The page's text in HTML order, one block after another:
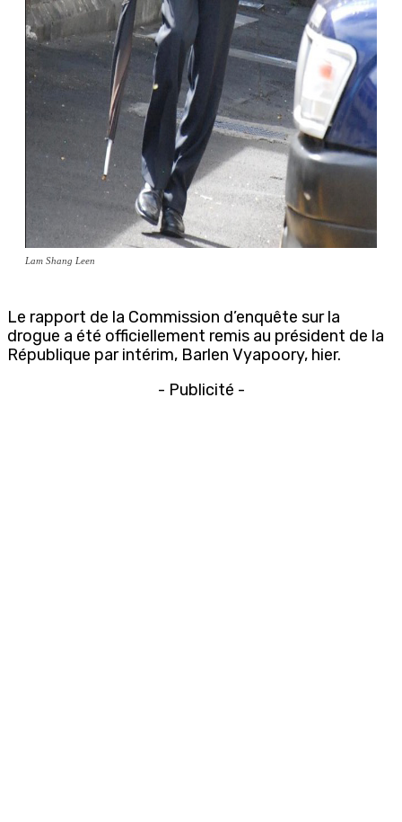
Lam Shang Leen
Le rapport de la Commission d’enquête sur la
drogue a été officiellement remis au président de la
République par intérim, Barlen Vyapoory, hier.
- Publicité -